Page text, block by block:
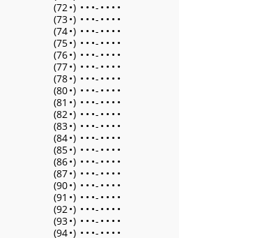
(72•) • • •- • • • •
(73•) • • •- • • • •
(74•) • • •- • • • •
(75•) • • •- • • • •
(76•) • • •- • • • •
(77•) • • •- • • • •
(78•) • • •- • • • •
(80•) • • •- • • • •
(81 •) • • •- • • • •
(82•) • • •- • • • •
(83•) • • •- • • • •
(84•) • • •- • • • •
(85•) • • •- • • • •
(86•) • • •- • • • •
(87•) • • •- • • • •
(90•) • • •- • • • •
(91 •) • • •- • • • •
(92•) • • •- • • • •
(93•) • • •- • • • •
(94•) • • •- • • • •